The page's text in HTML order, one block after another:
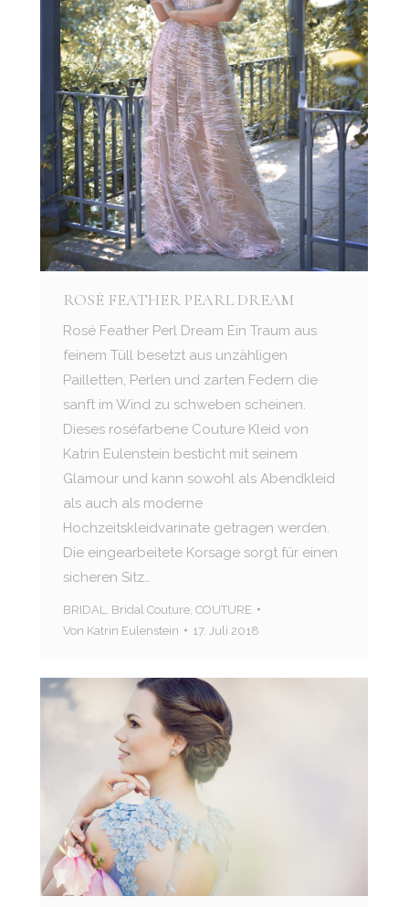
ROSÉ FEATHER PEARL DREAM
Rosé Feather Perl Dream Ein Traum aus
feinem Tüll besetzt aus unzähligen
Pailletten, Perlen und zarten Federn die
sanft im Wind zu schweben scheinen.
Dieses roséfarbene Couture Kleid von
Katrin Eulenstein besticht mit seinem
Glamour und kann sowohl als Abendkleid
als auch als moderne
Hochzeitskleidvarinate getragen werden.
Die eingearbeitete Korsage sorgt für einen
sicheren Sitz…
BRIDAL Bridal Couture, COUTURE
Von Katrin Eulenstein 17. Juli 2018